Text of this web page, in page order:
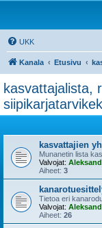
UKK
Kanala Etusivu
kasvattajalista,
kasvattajien
Munanetin lista
Valvojat:
Aiheet: 3
Tietoa eri
Valvojat:
Aiheet: 26